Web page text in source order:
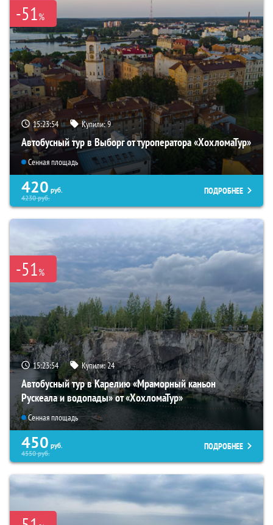
-51%
15:23:53 Купили:9
Автобусный тур в Выборг от туроператора «ХохломаТур»
Сенная площадь
420 руб.
4230руб.
ПОДРОБНЕЕ
-51%
15:23:53 Купили:24
Автобусный тур в Карелию «Мраморный каньон
Рускеала и водопады» от «ХохломаТур»
Сенная площадь
450 руб.
4550руб.
ПОДРОБНЕЕ